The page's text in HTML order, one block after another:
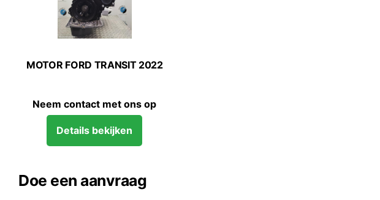
MOTOR FORD TRANSIT 2022
Neem contact met ons op
Details bekijken
Doe een aanvraag